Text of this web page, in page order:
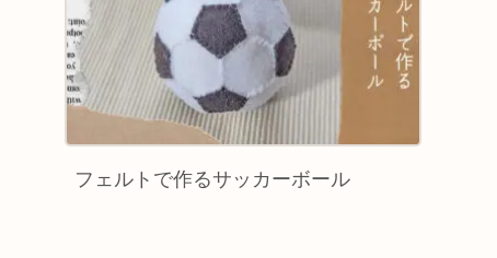
フェルトで作るサッカーボール